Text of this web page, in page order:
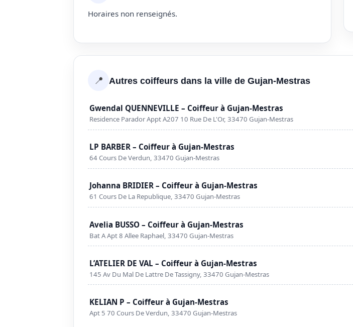
Horaires non renseignés.
📍 Autres coiffeurs dans la ville de Gujan-Mestras
Gwendal QUENNEVILLE – Coiffeur à Gujan-Mestras
Residence Parador Appt A207 10 Rue De L'Or, 33470 Gujan-Mestras
LP BARBER – Coiffeur à Gujan-Mestras
64 Cours De Verdun, 33470 Gujan-Mestras
Johanna BRIDIER – Coiffeur à Gujan-Mestras
61 Cours De La Republique, 33470 Gujan-Mestras
Avelia BUSSO – Coiffeur à Gujan-Mestras
Bat A Apt 8 Allee Raphael, 33470 Gujan-Mestras
L’ATELIER DE VAL – Coiffeur à Gujan-Mestras
145 Av Du Mal De Lattre De Tassigny, 33470 Gujan-Mestras
KELIAN P – Coiffeur à Gujan-Mestras
Apt 5 70 Cours De Verdun, 33470 Gujan-Mestras